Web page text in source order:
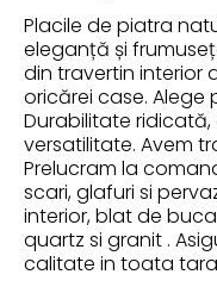
Placile de piatra
eleganță și
din travertin interior
oricărei case. Alege
Durabilitate
versatilitate. Avem
Prelucram la
scari, glafuri si
interior, blat de
quartz si granit .
calitate in toata tara